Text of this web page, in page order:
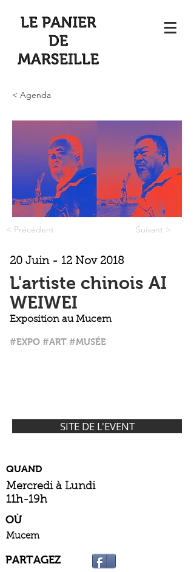
< Agenda
< Précédent Suivant >
20 Juin - 12 Nov 2018
L'artiste chinois AI
WEIWEI
Exposition au Mucem
#EXPO #ART #MUSÉE
SITE DE L'EVENT
QUAND
Mercredi à Lundi
11h-19h
OÙ
Mucem
PARTAGEZ